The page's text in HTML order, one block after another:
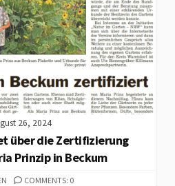
26, 2024
über die Zertifizierung
Prinzip in Beckum
COMMENTS: 0